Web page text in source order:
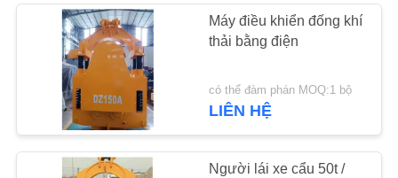
SOÁT
CHẤT
LƯỢNG
Trình điều khiển cọc
bên
Máy điều khiển đống khí
thải bằng điện
có thể đàm phán MOQ:1 bộ
LIÊN HỆ
Người lái xe cẩu 50t /